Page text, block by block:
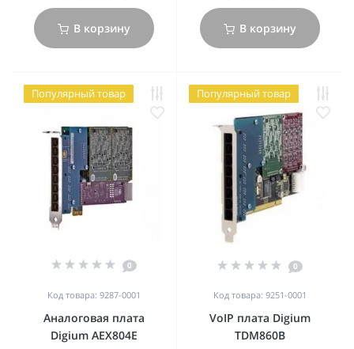
В корзину В корзину
Популярный товар
0
Код товара: 9287-0001
Аналоговая плата
Digium AEX804E
Популярный товар
0
Код товара: 9251-0001
VoIP плата Digium
TDM860B